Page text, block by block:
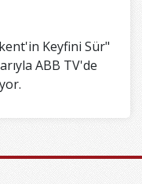
Keyfini Sür"
ABB TV'de